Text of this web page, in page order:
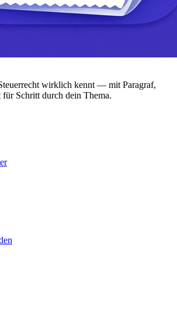
wirklich kennt — mit Paragraf,
Schritt durch dein Thema.